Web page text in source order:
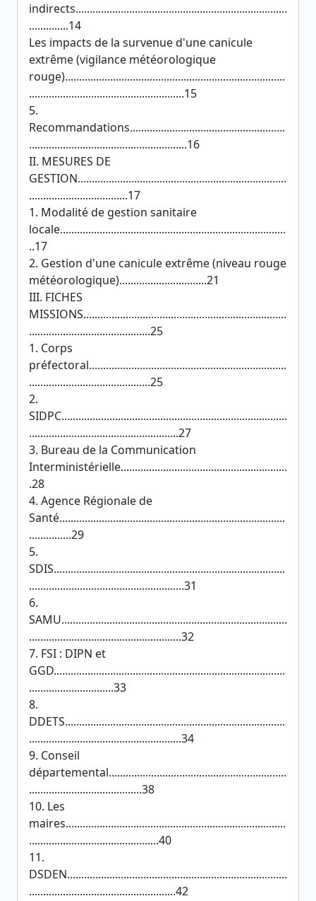
indirects...........................................................................
..............14
Les impacts de la survenue d'une canicule
extrême (vigilance météorologique
rouge)..............................................................................
.......................................................15
5.
Recommandations.......................................................
........................................................16
II. MESURES DE
GESTION..........................................................................
...................................17
1. Modalité de gestion sanitaire
locale................................................................................
..17
2. Gestion d'une canicule extrême (niveau rouge
météorologique)...............................21
III. FICHES
MISSIONS........................................................................
...........................................25
1. Corps
préfectoral......................................................................
...........................................25
2.
SIDPC................................................................................
.....................................................27
3. Bureau de la Communication
Interministérielle...........................................................
.28
4. Agence Régionale de
Santé................................................................................
...............29
5.
SDIS..................................................................................
.......................................................31
6.
SAMU................................................................................
......................................................32
7. FSI : DIPN et
GGD..................................................................................
..............................33
8.
DDETS..............................................................................
......................................................34
9. Conseil
départemental...............................................................
........................................38
10. Les
maires..............................................................................
..............................................40
11.
DSDEN..............................................................................
....................................................42